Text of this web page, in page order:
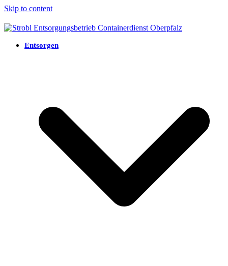
Skip to content
Entsorgen